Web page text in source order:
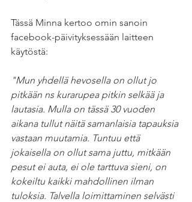
Tässä Minna kertoo omin sanoin
facebook-päivityksessään laitteen
käytöstä:
"Mun yhdellä hevosella on ollut jo
pitkään ns kurarupea pitkin selkää ja
lautasia. Mulla on tässä 30 vuoden
aikana tullut näitä samanlaisia tapauksia
vastaan muutamia. Tuntuu että
jokaisella on ollut sama juttu, mitkään
pesut ei auta, ei ole tarttuva sieni, on
kokeiltu kaikki mahdollinen ilman
tuloksia. Talvella loimittaminen selvästi